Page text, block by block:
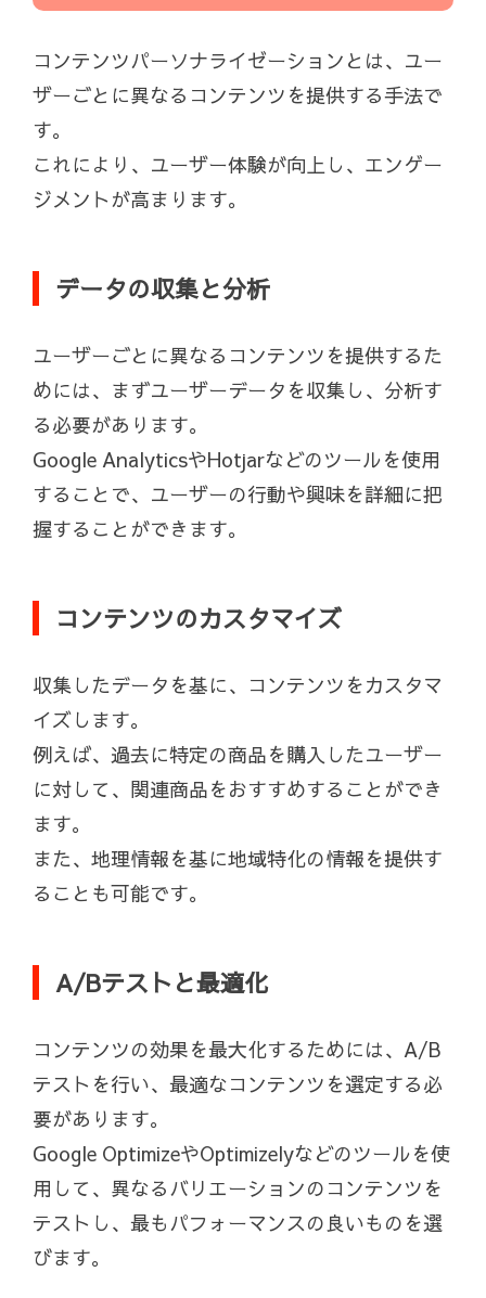
コンテンツパーソナライゼーションとは、ユー
ザーごとに異なるコンテンツを提供する手法で
す。
これにより、ユーザー体験が向上し、エンゲー
ジメントが高まります。
データの収集と分析
ユーザーごとに異なるコンテンツを提供するた
めには、まずユーザーデータを収集し、分析す
る必要があります。
Google AnalyticsやHotjarなどのツールを使用
することで、ユーザーの行動や興味を詳細に把
握することができます。
コンテンツのカスタマイズ
収集したデータを基に、コンテンツをカスタマ
イズします。
例えば、過去に特定の商品を購入したユーザー
に対して、関連商品をおすすめすることができ
ます。
また、地理情報を基に地域特化の情報を提供す
ることも可能です。
A/Bテストと最適化
コンテンツの効果を最大化するためには、A/B
テストを行い、最適なコンテンツを選定する必
要があります。
Google OptimizeやOptimizelyなどのツールを使
用して、異なるバリエーションのコンテンツを
テストし、最もパフォーマンスの良いものを選
びます。